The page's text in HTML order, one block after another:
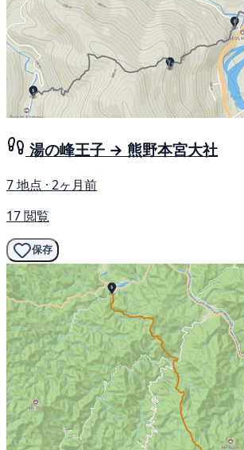
湯の峰王子 → 熊野本宮大社
7 地点 · 2ヶ月前
17 閲覧
保存